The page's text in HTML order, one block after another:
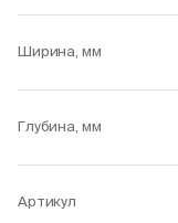
Ширина, мм
Глубина, мм
Артикул